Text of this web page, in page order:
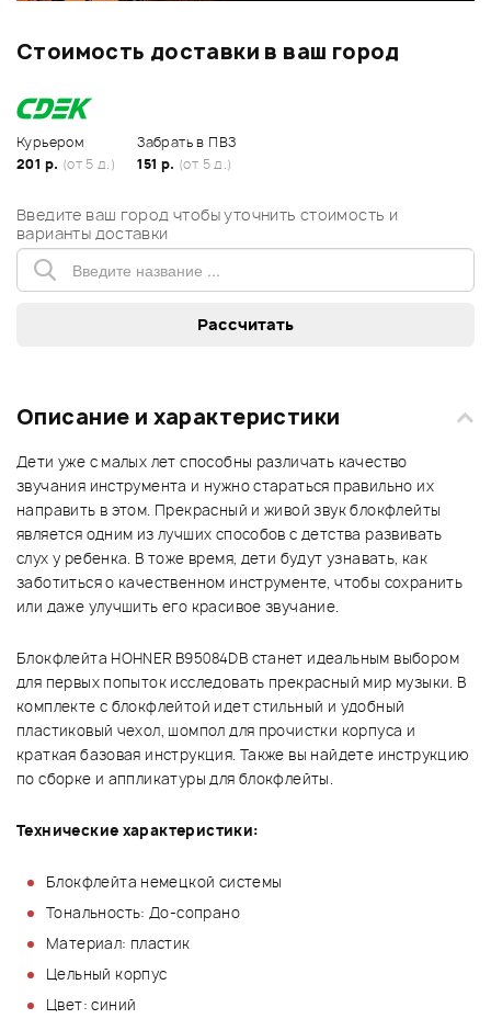
Стоимость доставки в ваш город
Курьером
201 р. (от 5 д.)
Забрать в ПВЗ
151 р. (от 5 д.)
Введите ваш город чтобы уточнить стоимость и
варианты доставки
Описание и характеристики
Дети уже с малых лет способны различать качество
звучания инструмента и нужно стараться правильно их
направить в этом. Прекрасный и живой звук блокфлейты
является одним из лучших способов с детства развивать
слух у ребенка. В тоже время, дети будут узнавать, как
заботиться о качественном инструменте, чтобы сохранить
или даже улучшить его красивое звучание.
Блокфлейта HOHNER B95084DB станет идеальным выбором
для первых попыток исследовать прекрасный мир музыки. В
комплекте с блокфлейтой идет стильный и удобный
пластиковый чехол, шомпол для прочистки корпуса и
краткая базовая инструкция. Также вы найдете инструкцию
по сборке и аппликатуры для блокфлейты.
Технические характеристики:
Блокфлейта немецкой системы
Тональность: До-сопрано
Материал: пластик
Цельный корпус
Цвет: синий